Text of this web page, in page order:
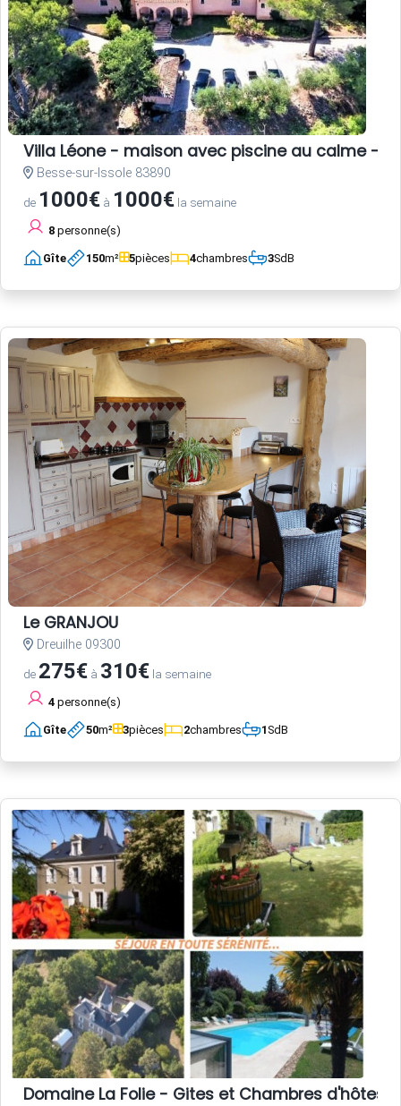
Villa Léone - maison avec piscine au calme -
Besse-sur-Issole 83890
de 1000€ à 1000€ la semaine
8 personne(s)
Gîte 150m² 5pièces 4chambres 3SdB
Le GRANJOU
Dreuilhe 09300
de 275€ à 310€ la semaine
4 personne(s)
Gîte 50m² 3pièces 2chambres 1SdB
Domaine La Folie - Gites et Chambres d'hôtes à